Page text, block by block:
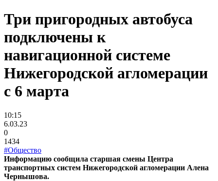
Три пригородных автобуса
подключены к
навигационной системе
Нижегородской агломерации
с 6 марта
10:15
6.03.23
0
1434
#Общество
Информацию сообщила старшая смены Центра
транспортных систем Нижегородской агломерации Алена
Чернышова.